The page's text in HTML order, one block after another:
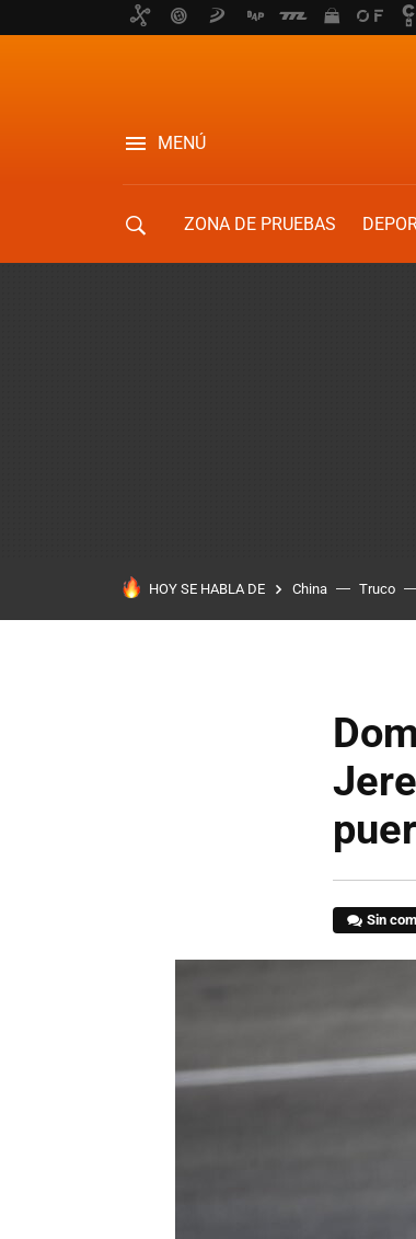
MENÚ
ZONA DE PRUEBAS
HOY SE HABLA DE China Truco
Sin